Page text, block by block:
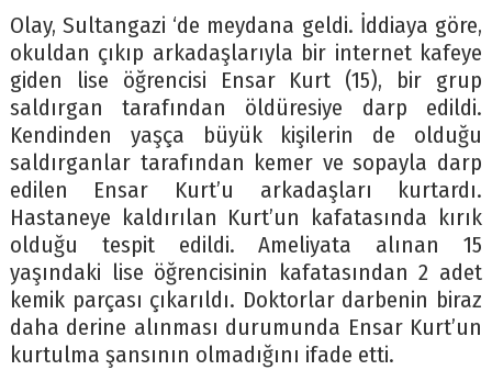
Olay, Sultangazi ‘de meydana geldi. İddiaya göre,
okuldan çıkıp arkadaşlarıyla bir internet kafeye
giden lise öğrencisi Ensar Kurt (15), bir grup
saldırgan tarafından öldüresiye darp edildi.
Kendinden yaşça büyük kişilerin de olduğu
saldırganlar tarafından kemer ve sopayla darp
edilen Ensar Kurt’u arkadaşları kurtardı.
Hastaneye kaldırılan Kurt’un kafatasında kırık
olduğu tespit edildi. Ameliyata alınan 15
yaşındaki lise öğrencisinin kafatasından 2 adet
kemik parçası çıkarıldı. Doktorlar darbenin biraz
daha derine alınması durumunda Ensar Kurt’un
kurtulma şansının olmadığını ifade etti.